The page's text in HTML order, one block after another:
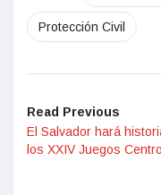
Protección Civil
Read Previous
El Salvador hará
los XXIV Juegos